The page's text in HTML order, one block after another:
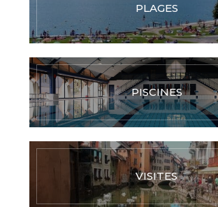
PLAGES
PISCINES
VISITES